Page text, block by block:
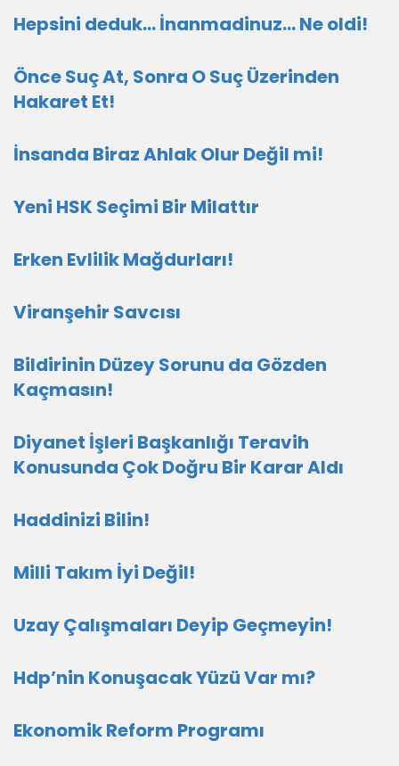
Hepsini deduk... İnanmadinuz... Ne oldi!
Önce Suç At, Sonra O Suç Üzerinden
Hakaret Et!
İnsanda Biraz Ahlak Olur Değil mi!
Yeni HSK Seçimi Bir Milattır
Erken Evlilik Mağdurları!
Viranşehir Savcısı
Bildirinin Düzey Sorunu da Gözden
Kaçmasın!
Diyanet İşleri Başkanlığı Teravih
Konusunda Çok Doğru Bir Karar Aldı
Haddinizi Bilin!
Milli Takım İyi Değil!
Uzay Çalışmaları Deyip Geçmeyin!
Hdp’nin Konuşacak Yüzü Var mı?
Ekonomik Reform Programı